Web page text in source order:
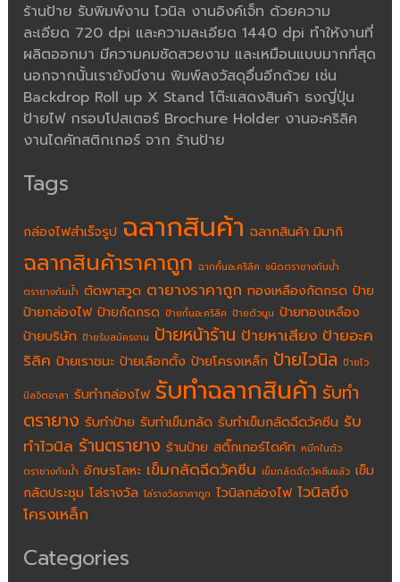
ร้านป้าย รับพิมพ์งาน ไวนิล งานอิงค์เจ็ท ด้วยความ
ละเอียด 720 dpi และความละเอียด 1440 dpi ทำให้งานที่
ผลิตออกมา มีความคมชัดสวยงาม และเหมือนแบบมากที่สุด
นอกจากนั้นเรายังมีงาน พิมพ์ลงวัสดุอื่นอีกด้วย เช่น
Backdrop Roll up X Stand โต๊ะแสดงสินค้า ธงญี่ปุ่น
ป้ายไฟ กรอบโปสเตอร์ Brochure Holder งานอะคริลิค
งานไดคัทสติกเกอร์ จาก ร้านป้าย
Tags
กล่องไฟสำเร็จรูป ฉลากสินค้า ฉลากสินค้า มิมากิ
ฉลากสินค้าราคาถูก ฉากกั้นอะคริลิค ชนิดตรายางกันน้ำ
ตรายางกันน้ำ ตัดพาสวูด ตายางราคาถูก ทองเหลืองกัดกรด ป้าย
ป้ายกล่องไฟ ป้ายกัดกรด ป้ายกั้นอะคริลิค ป้ายตัวนูน ป้ายทองเหลือง
ป้ายบริษัท ป้ายรับสมัครงาน ป้ายหน้าร้าน ป้ายหาเสียง ป้ายอะค
ริลิค ป้ายเราชนะ ป้ายเลือกตั้ง ป้ายโครงเหล็ก ป้ายไวนิล ป้ายไว
นิลจิตอาสา รับทำกล่องไฟ รับทำฉลากสินค้า รับทำ
ตรายาง รับทำป้าย รับทำเข็มกลัด รับทำเข็มกลัดฉีดวัคซีน รับ
ทำไวนิล ร้านตรายาง ร้านป้าย สติ๊กเกอร์ไดคัท หมึกในตัว
ตรายางกันน้ำ อักษรโลหะ เข็มกลัดฉีดวัคซีน เข็มกลัดฉีดวัคซีนแล้ว เข็ม
กลัดประชุม โล่รางวัล โล่รางวัลราคาถูก ไวนิลกล่องไฟ ไวนิลขึง
โครงเหล็ก
Categories